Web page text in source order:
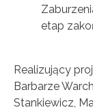
etap
Realizujący
Barbarze
Stankiewicz,